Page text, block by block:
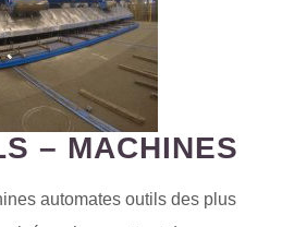
– MACHINES
automates outils des plus